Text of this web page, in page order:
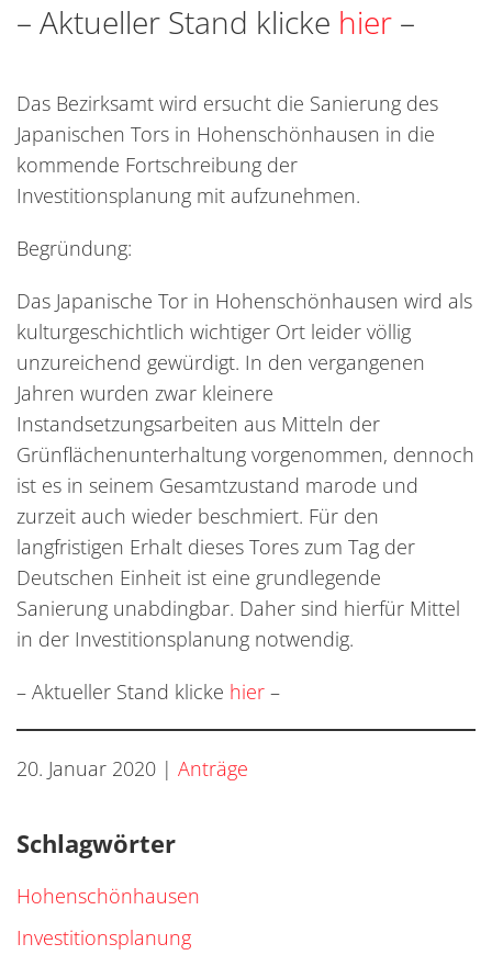
– Aktueller Stand klicke hier –
Das Bezirksamt wird ersucht die Sanierung des
Japanischen Tors in Hohenschönhausen in die
kommende Fortschreibung der
Investitionsplanung mit aufzunehmen.
Begründung:
Das Japanische Tor in Hohenschönhausen wird als
kulturgeschichtlich wichtiger Ort leider völlig
unzureichend gewürdigt. In den vergangenen
Jahren wurden zwar kleinere
Instandsetzungsarbeiten aus Mitteln der
Grünflächenunterhaltung vorgenommen, dennoch
ist es in seinem Gesamtzustand marode und
zurzeit auch wieder beschmiert. Für den
langfristigen Erhalt dieses Tores zum Tag der
Deutschen Einheit ist eine grundlegende
Sanierung unabdingbar. Daher sind hierfür Mittel
in der Investitionsplanung notwendig.
– Aktueller Stand klicke hier –
20. Januar 2020 | Anträge
Schlagwörter
Hohenschönhausen
Investitionsplanung